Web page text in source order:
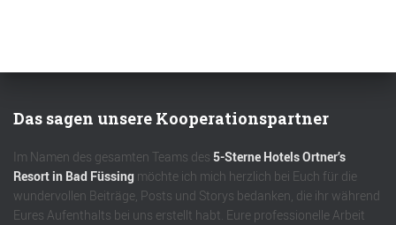
Das sagen unsere Kooperationspartner
Im Namen des gesamten Teams des 5-Sterne Hotels Ortner’s
Resort in Bad Füssing möchte ich mich herzlich bei Euch für die
wundervollen Beiträge, Posts und Storys bedanken, die ihr während
Eures Aufenthalts bei uns erstellt habt. Eure professionelle Arbeit